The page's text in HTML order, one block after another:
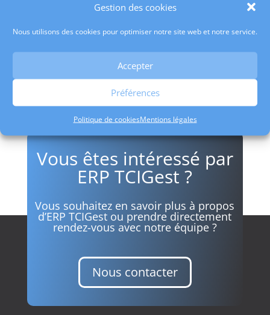
Gestion des cookies
Nous utilisons des cookies pour optimiser notre site web et notre service.
Accepter
Préférences
Politique de cookiesMentions légales
Commentaires
Only logged in customers who have purchased
this product may leave a review.
Vous êtes intéressé par
ERP TCIGest ?
Vous souhaitez en savoir plus à propos
d’ERP TCIGest ou prendre directement
rendez-vous avec notre équipe ?
Nous contacter